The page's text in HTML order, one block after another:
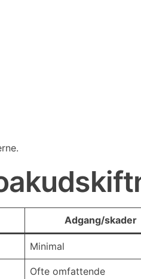
Adgang/skader
Minimal
Ofte omfattende